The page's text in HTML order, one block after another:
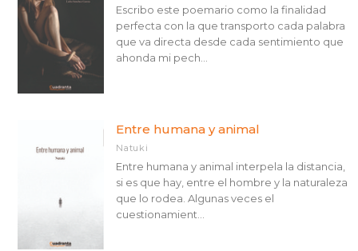
Escribo este poemario como la finalidad
perfecta con la que transporto cada palabra
que va directa desde cada sentimiento que
ahonda mi pech...
Entre humana y animal
Natuki
Entre humana y animal interpela la distancia,
si es que hay, entre el hombre y la naturaleza
que lo rodea. Algunas veces el
cuestionamient...